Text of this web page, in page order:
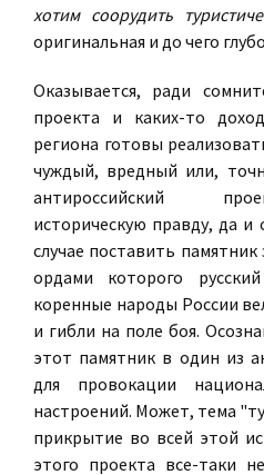
хотим соорудить
оригинальная и до чего
Оказывается, ради
проекта и каких-то
региона готовы
чуждый, вредный или,
антироссийский
историческую правду, да и
случае поставить памятник
ордами которого
коренные народы России
и гибли на поле боя.
этот памятник в один из
для провокации
настроений. Может, тема
прикрытие во всей этой
этого проекта все-таки